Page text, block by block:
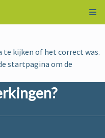
te kijken of het correct was.
startpagina om de